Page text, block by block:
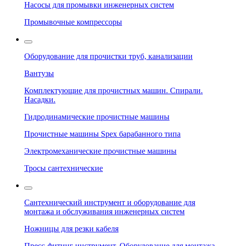
Насосы для промывки инженерных систем
Промывочные компрессоры
Оборудование для прочистки труб, канализации
Вантузы
Комплектующие для прочистных машин. Спирали.
Насадки.
Гидродинамические прочистные машины
Прочистные машины Spex барабанного типа
Электромеханические прочистные машины
Тросы сантехнические
Сантехнический инструмент и оборудование для
монтажа и обслуживания инженерных систем
Ножницы для резки кабеля